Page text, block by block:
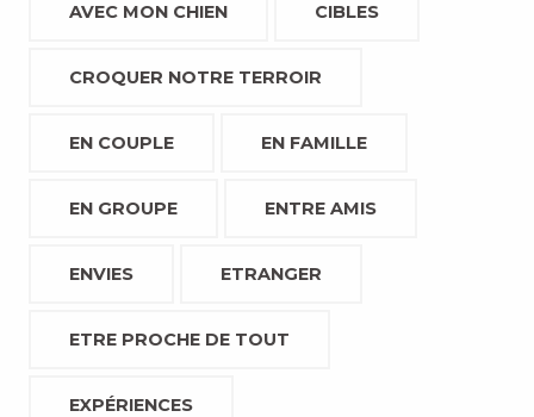
AVEC MON CHIEN CIBLES
CROQUER NOTRE TERROIR
EN COUPLE EN FAMILLE
EN GROUPE ENTRE AMIS
ENVIES ETRANGER
ETRE PROCHE DE TOUT
EXPÉRIENCES